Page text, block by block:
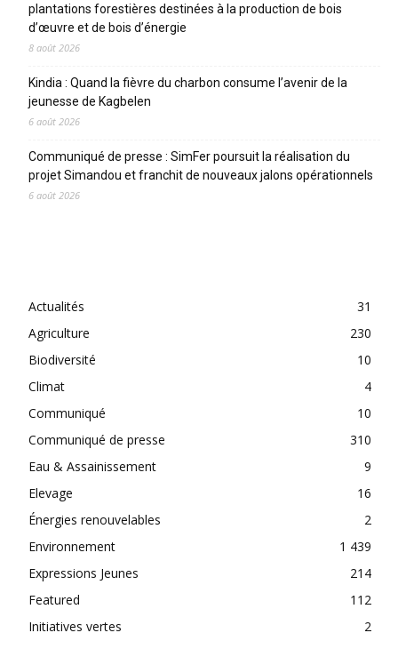
plantations forestières destinées à la production de bois
d’œuvre et de bois d’énergie
8 août 2026
Kindia : Quand la fièvre du charbon consume l’avenir de la
jeunesse de Kagbelen
6 août 2026
Communiqué de presse : SimFer poursuit la réalisation du
projet Simandou et franchit de nouveaux jalons opérationnels
6 août 2026
Actualités
31
Agriculture
230
Biodiversité
10
Climat
4
Communiqué
10
Communiqué de presse
310
Eau & Assainissement
9
Elevage
16
Énergies renouvelables
2
Environnement
1 439
Expressions Jeunes
214
Featured
112
Initiatives vertes
2